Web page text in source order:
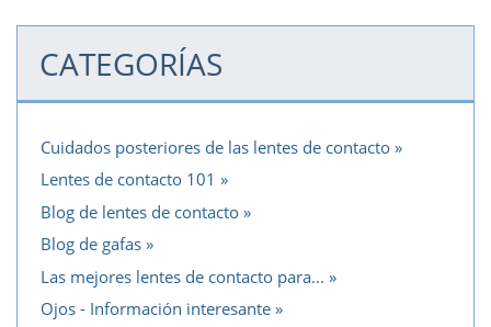
CATEGORÍAS
Cuidados posteriores de las lentes de contacto
Lentes de contacto 101
Blog de lentes de contacto
Blog de gafas
Las mejores lentes de contacto para...
Ojos - Información interesante